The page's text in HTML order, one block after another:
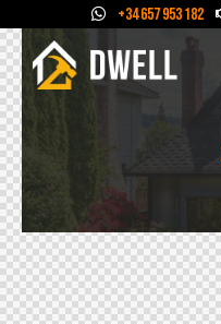
+34 657 953 182